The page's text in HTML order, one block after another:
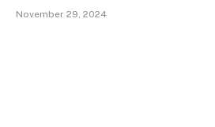
November 29, 2024